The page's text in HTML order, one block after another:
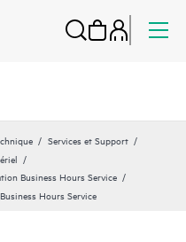
Services et Support
Business Hours Service
Hours Service